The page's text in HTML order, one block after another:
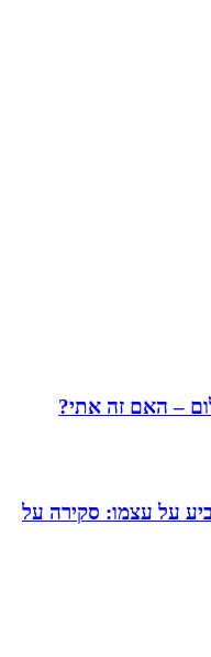
– האם זה אתי?
על עצמו: סקירה על